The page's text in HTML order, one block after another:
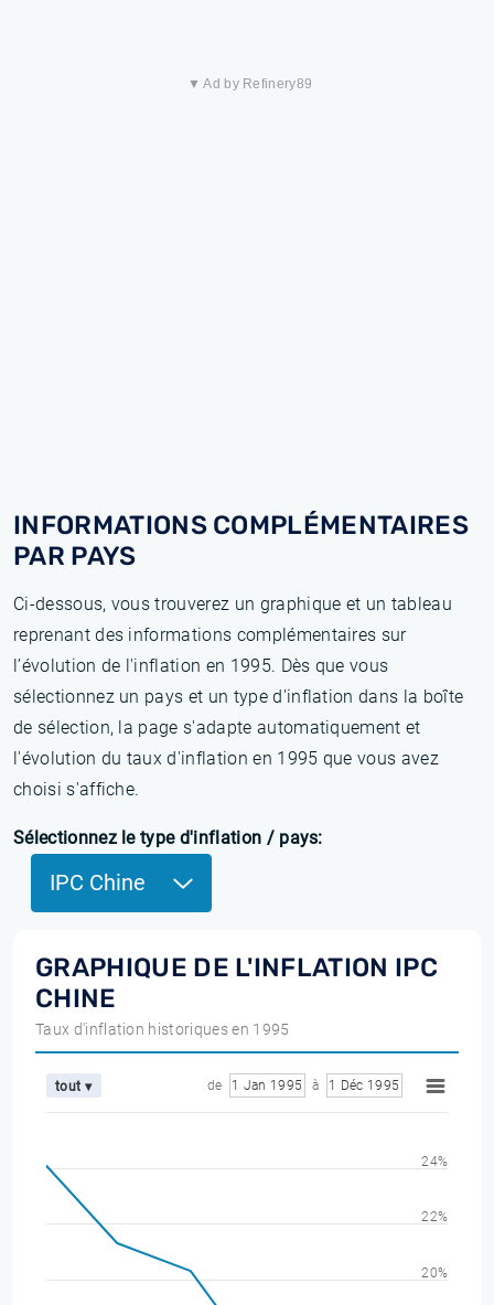
▼ Ad by Refinery89
INFORMATIONS COMPLÉMENTAIRES
PAR PAYS
Ci-dessous, vous trouverez un graphique et un tableau
reprenant des informations complémentaires sur
l’évolution de l'inflation en 1995. Dès que vous
sélectionnez un pays et un type d'inflation dans la boîte
de sélection, la page s'adapte automatiquement et
l'évolution du taux d'inflation en 1995 que vous avez
choisi s'affiche.
Sélectionnez le type d'inflation / pays:
IPC Chine
GRAPHIQUE DE L'INFLATION IPC
CHINE
Taux d'inflation historiques en 1995
tout ▾ de 1 Jan 1995 à 1 Déc 1995
20%
22%
24%